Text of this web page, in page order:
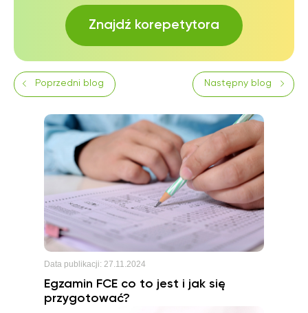
Znajdź korepetytora
Poprzedni blog Następny blog
Data publikacji: 27.11.2024
Egzamin FCE co to jest i jak się
przygotować?